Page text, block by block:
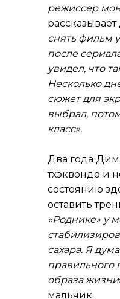
режиссер
снять фильм
после
увидел, что
Несколько
сюжет для
выбрал,
класс».
Два года
тхэквондо и
состоянию
оставить
«Роднике» у
сахара. Я
правильного
образа жизни
мальчик.